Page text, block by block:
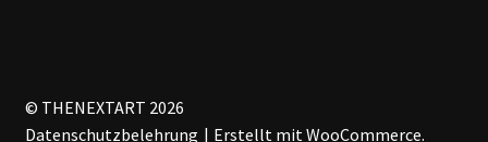
© THENEXTART 2026
Datenschutzbelehrung
Erstellt mit WooCommerce.